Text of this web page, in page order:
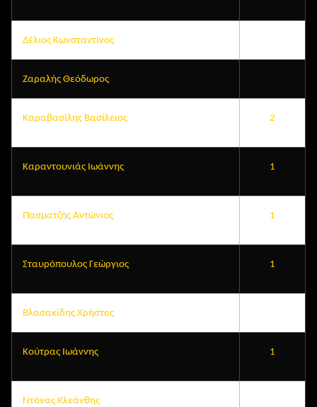
Δέλιος Κωνσταντίνος
Ζαραλής Θεόδωρος
Καραβασίλης Βασίλειος 2
Καραντουνιάς Ιωάννης 1
Πασματζής Αντώνιος 1
Σταυρόπουλος Γεώργιος 1
Βλασακίδης Χρήστος
Κούτρας Ιωάννης 1
Ντόνας Κλεάνθης